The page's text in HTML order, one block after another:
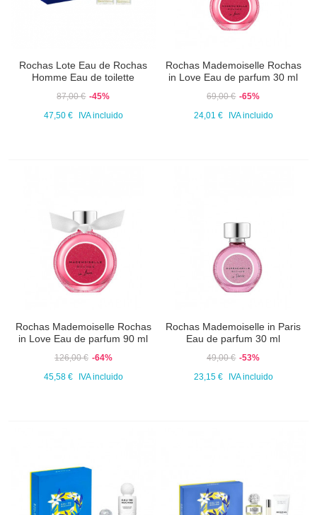
Rochas Lote Eau de Rochas
Homme Eau de toilette
87,00 € -45%
47,50 €
IVA incluido
Rochas Mademoiselle Rochas
in Love Eau de parfum 30 ml
69,00 € -65%
24,01 €
IVA incluido
Rochas Mademoiselle Rochas
in Love Eau de parfum 90 ml
126,00 € -64%
45,58 €
IVA incluido
Rochas Mademoiselle in Paris
Eau de parfum 30 ml
49,00 € -53%
23,15 €
IVA incluido